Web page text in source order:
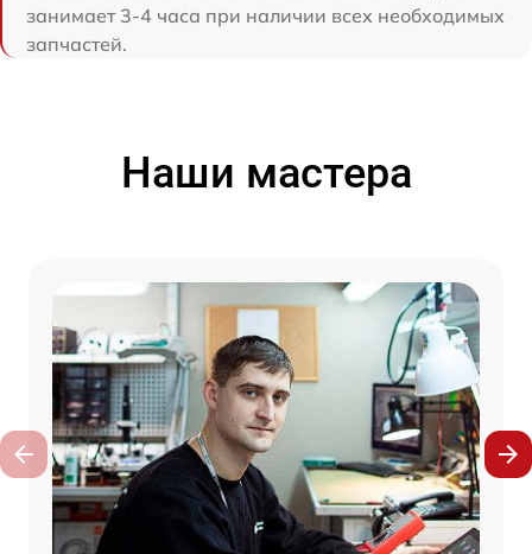
занимает 3-4 часа при наличии всех необходимых
запчастей.
Наши мастера